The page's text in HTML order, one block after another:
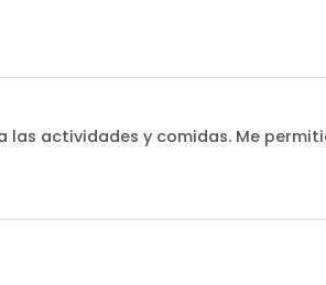
las actividades y comidas. Me